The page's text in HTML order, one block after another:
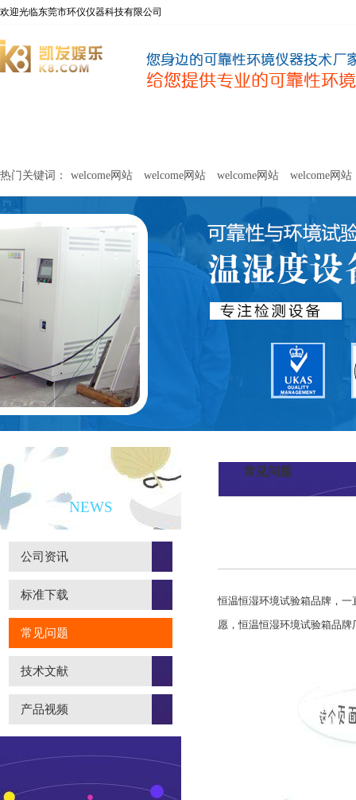
欢迎光临东莞市环仪仪器科技有限公司
关于环仪 联系环仪
热门关键词： welcome网站 welcome网站 welcome网站 welcome网站
网站 welcome网站
新闻资讯
NEWS
公司资讯
标准下载
常见问题
技术文献
产品视频
常见问题
恒温恒湿环境试验箱品牌，一
愿，恒温恒湿环境试验箱品牌